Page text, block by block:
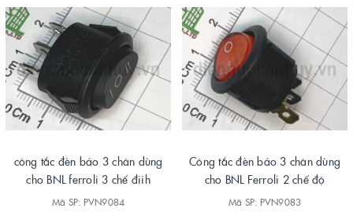
công tắc đèn báo 3 chân dùng
cho BNL ferroli 3 chế điih
Mã SP: PVN9084
Công tắc đèn báo 3 chân dùng
cho BNL Ferroli 2 chế độ
Mã SP: PVN9083